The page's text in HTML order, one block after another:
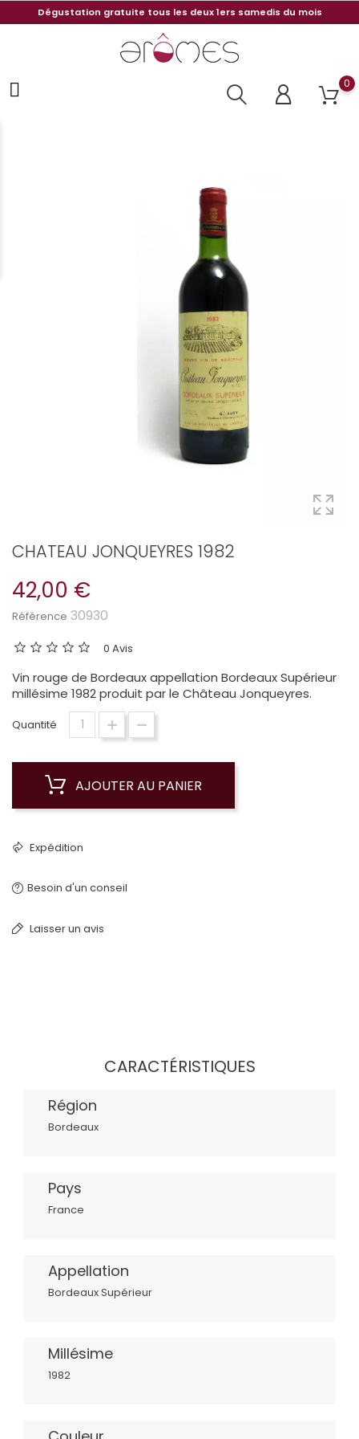
Dégustation gratuite tous les deux 1ers samedis du mois
0
CHATEAU JONQUEYRES 1982
42,00 €
Référence 30930
0 Avis
Vin rouge de Bordeaux appellation Bordeaux Supérieur
millésime 1982 produit par le Château Jonqueyres.
Quantité
AJOUTER AU PANIER
Expédition
Besoin d'un conseil
Laisser un avis
CARACTÉRISTIQUES
Région
Bordeaux
Pays
France
Appellation
Bordeaux Supérieur
Millésime
1982